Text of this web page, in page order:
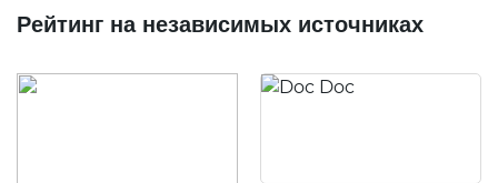
Рейтинг на независимых источниках